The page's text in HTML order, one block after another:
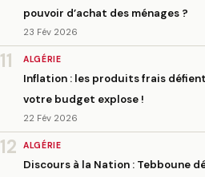
pouvoir d’achat des ménages ?
23 Fév 2026
11 ALGÉRIE
Inflation : les produits frais
votre budget explose !
22 Fév 2026
12 ALGÉRIE
Discours à la Nation : Tebboune